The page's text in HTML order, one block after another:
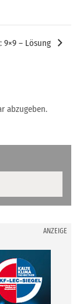
9×9 – Lösung
abzugeben.
ANZEIGE